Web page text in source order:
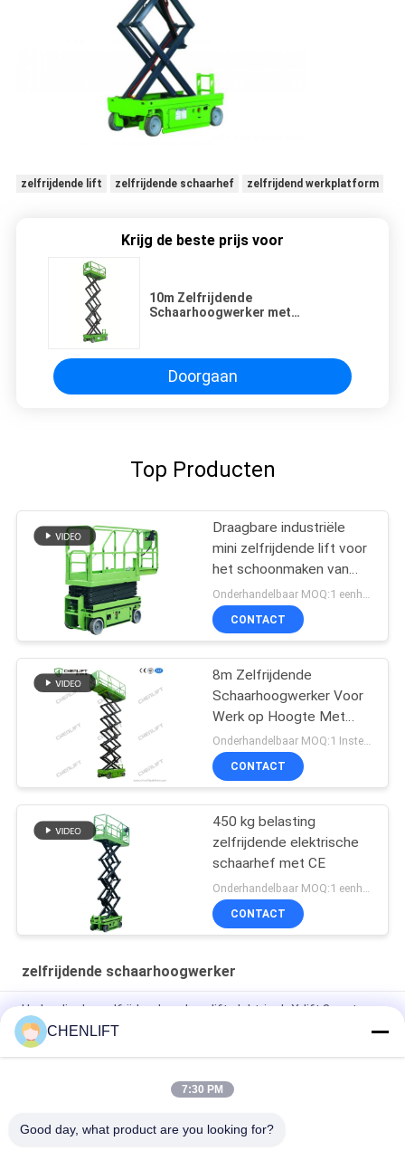
zelfrijdende lift zelfrijdende schaarhef zelfrijdend werkplatform
Krijg de beste prijs voor
10m Zelfrijdende
Schaarhoogwerker met
Doorgaan
Top Producten
Draagbare industriële
mini zelfrijdende lift voor
het schoonmaken van
verf
CONTACT
8m Zelfrijdende
Schaarhoogwerker Voor
Werk op Hoogte Met
230Kg Laadvermogen
Onderhandelbaar MOQ:1 Instellen
CONTACT
450 kg belasting
zelfrijdende elektrische
schaarhef met CE
Onderhandelbaar MOQ:1 eenheid
CONTACT
zelfrijdende schaarhoogwerker
Hydraulische zelfrijdende schaarlift elektrisch X-lift 8 meter
450 kg laadvermogen
6m platformhoogte zelfrijdende schaarlift met
CHENLIFT
7:30 PM
Good day, what product are you looking for?